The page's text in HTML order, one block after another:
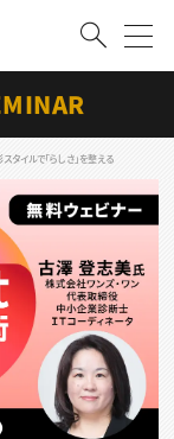
員登録
イルで「らしさ」を整える